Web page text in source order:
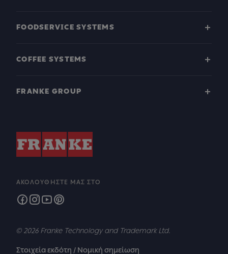
FOODSERVICE SYSTEMS
COFFEE SYSTEMS
FRANKE GROUP
ΑΚΟΛΟΥΘΉΣΤΕ ΜΑΣ ΣΤΟ
© 2026 Franke Technology and Trademark Ltd.
Στοιχεία εκδότη / Νομική σημείωση